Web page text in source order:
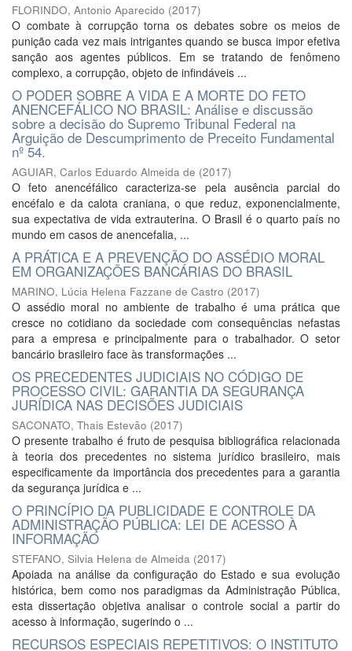
FLORINDO, Antonio Aparecido (2017)
O combate à corrupção torna os debates sobre os meios de
punição cada vez mais intrigantes quando se busca impor efetiva
sanção aos agentes públicos. Em se tratando de fenômeno
complexo, a corrupção, objeto de infindáveis ...
O PODER SOBRE A VIDA E A MORTE DO FETO
ANENCEFÁLICO NO BRASIL: Análise e discussão
sobre a decisão do Supremo Tribunal Federal na
Arguição de Descumprimento de Preceito Fundamental
nº 54.
AGUIAR, Carlos Eduardo Almeida de (2017)
O feto anencéfálico caracteriza-se pela ausência parcial do
encéfalo e da calota craniana, o que reduz, exponencialmente,
sua expectativa de vida extrauterina. O Brasil é o quarto país no
mundo em casos de anencefalia, ...
A PRÁTICA E A PREVENÇÃO DO ASSÉDIO MORAL
EM ORGANIZAÇÕES BANCÁRIAS DO BRASIL
MARINO, Lúcia Helena Fazzane de Castro (2017)
O assédio moral no ambiente de trabalho é uma prática que
cresce no cotidiano da sociedade com consequências nefastas
para a empresa e principalmente para o trabalhador. O setor
bancário brasileiro face às transformações ...
OS PRECEDENTES JUDICIAIS NO CÓDIGO DE
PROCESSO CIVIL: GARANTIA DA SEGURANÇA
JURÍDICA NAS DECISÕES JUDICIAIS
SACONATO, Thais Estevão (2017)
O presente trabalho é fruto de pesquisa bibliográfica relacionada
à teoria dos precedentes no sistema jurídico brasileiro, mais
especificamente da importância dos precedentes para a garantia
da segurança jurídica e ...
O PRINCÍPIO DA PUBLICIDADE E CONTROLE DA
ADMINISTRAÇÃO PÚBLICA: LEI DE ACESSO À
INFORMAÇÃO
STEFANO, Silvia Helena de Almeida (2017)
Apoiada na análise da configuração do Estado e sua evolução
histórica, bem como nos paradigmas da Administração Pública,
esta dissertação objetiva analisar o controle social a partir do
acesso à informação, sugerindo o ...
RECURSOS ESPECIAIS REPETITIVOS: O INSTITUTO